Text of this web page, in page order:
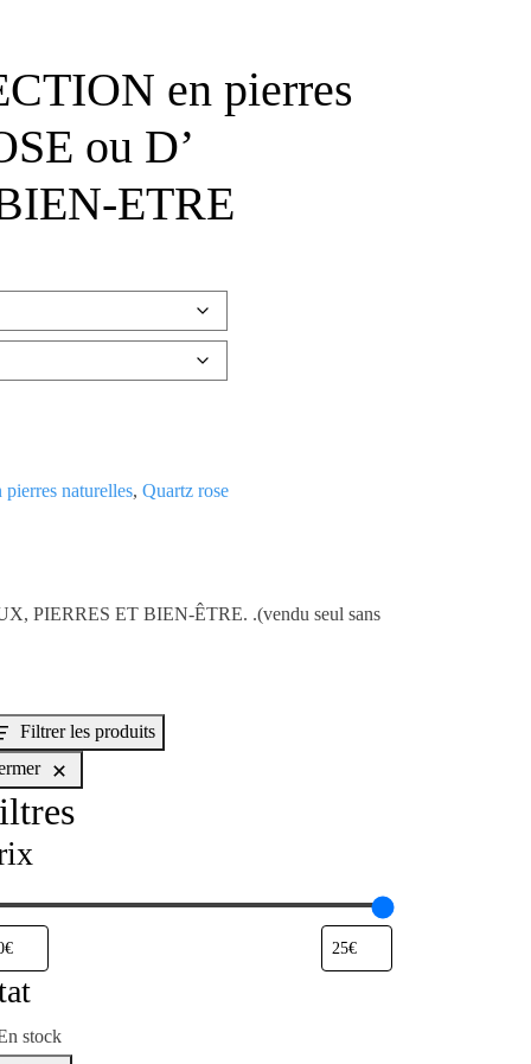
en pierres
ou D’
ETRE
pierres naturelles, Quartz rose
PIERRES ET BIEN-ÊTRE. .(vendu seul sans
Filtrer les produits
stock